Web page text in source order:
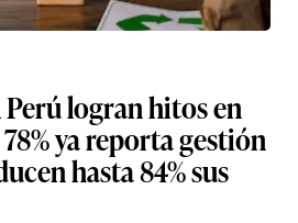
Perú logran hitos en
ya reporta gestión
hasta 84% sus